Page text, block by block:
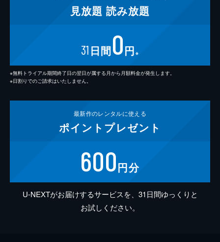
見放題 読み放題
31 日間0円 ※
※無料トライアル期間終了日の翌日が属する月から月額料金が発生します。
※日割りでのご請求はいたしません。
最新作のレンタルに使える
ポイント プレゼント
600円分
U-NEXTがお届けするサービスを、31日間ゆっくりと
お試しください。